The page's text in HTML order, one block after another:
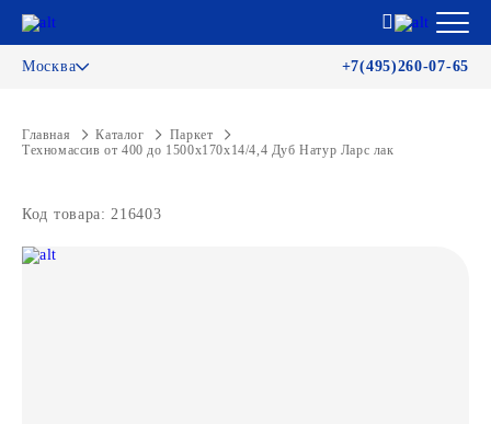
Москва +7(495)260-07-65
Главная Каталог
Паркет
Техномассив от 400 до 1500х170х14/4,4 Дуб Натур Ларс лак
Код товара: 216403